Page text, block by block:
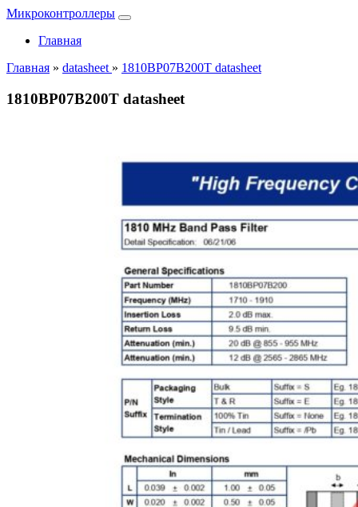
Микроконтроллеры
Главная
Главная » datasheet » 1810BP07B200T datasheet
1810BP07B200T datasheet